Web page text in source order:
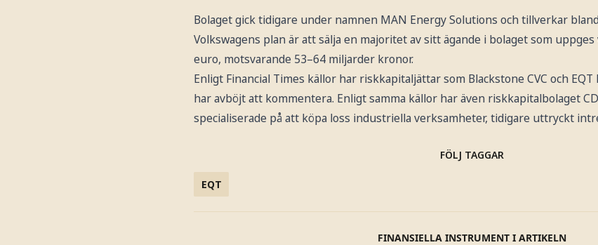
Bolaget gick tidigare under namnen MAN Energy Solutions och tillverkar
Volkswagens plan är att sälja en majoritet av sitt ägande i bolaget som
euro, motsvarande 53–64 miljarder kronor.
Enligt Financial Times källor har riskkapitaljättar som Blackstone CVC och
har avböjt att kommentera. Enligt samma källor har även riskkapitalbolaget
specialiserade på att köpa loss industriella verksamheter, tidigare uttryckt
FÖLJ TAGGAR
EQT
FINANSIELLA INSTRUMENT I ARTIKELN